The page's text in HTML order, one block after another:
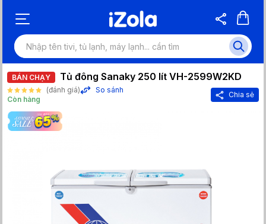
BÁN CHẠY Tủ đông Sanaky 250 lít VH-2599W2KD
(đánh giá)
So sánh
Còn hàng
Chia sẻ